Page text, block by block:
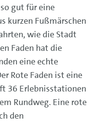
gut für eine
kurzen Fußmärschen
wie die Stadt
Faden hat die
eine echte
Rote Faden ist eine
36 Erlebnisstationen
Rundweg. Eine rote
den